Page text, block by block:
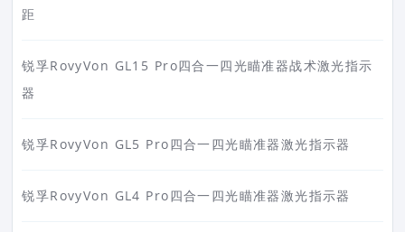
距
锐孚RovyVon GL15 Pro四合一四光瞄准器战术激光指示
器
锐孚RovyVon GL5 Pro四合一四光瞄准器激光指示器
锐孚RovyVon GL4 Pro四合一四光瞄准器激光指示器